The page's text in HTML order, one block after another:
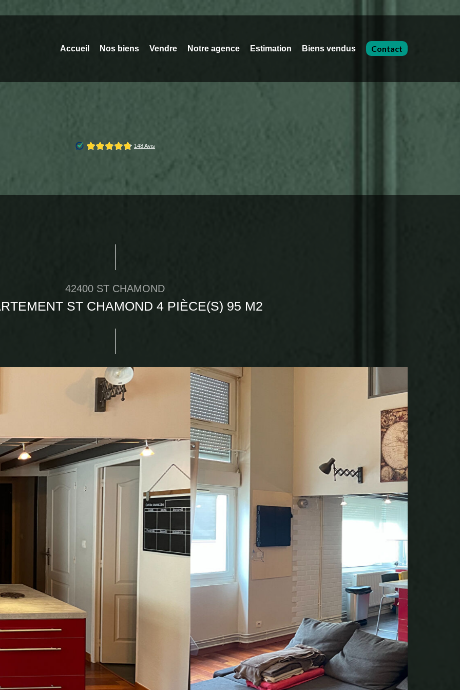
Accueil Nos biens Vendre Notre agence Estimation Biens vendus Contact
42400 ST CHAMOND
ST CHAMOND 4 PIÈCE(S) 95 M2